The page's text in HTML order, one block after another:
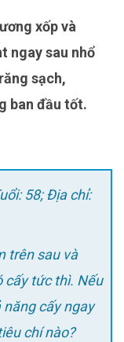
ngay sau nhổ
sạch,
ban đầu tốt.
58; Địa chỉ:
trên sau và
cấy tức thì. Nếu
cấy ngay
chí nào?